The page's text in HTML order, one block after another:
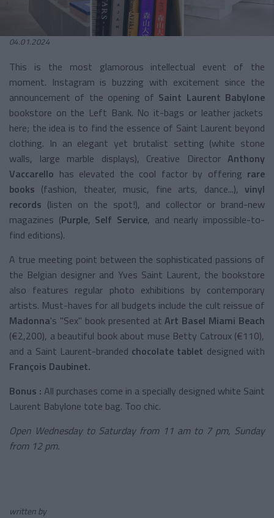
04.01.2024
This is the most glamorous intellectual event of the
moment. Instagram is buzzing with excitement since the
announcement of the opening of Saint Laurent Babylone
bookstore on the Left Bank. No it-bags or leather jackets
here; the idea is to find the essence of Saint Laurent beyond
clothing. In an elegant yet brutalist setting (white stone
walls, large marble displays), Creative Director Anthony
Vaccarello has elevated the cool factor by offering rare
books (fashion, theater, music, fine arts, dance...), vinyl
records (listen on the spot!), and collector or brand-new
magazines (Purple, Self Service, and nearly impossible-to-
find editions).
A true meeting point between the sophisticated passions of
the Belgian designer and Yves Saint Laurent, the bookstore
also features regular photo exhibitions by contemporary
artists. Must-haves for all budgets include the cult reissue of
Madonna's "Sex" book presented atArt Basel Miami Beach
(€2,200), a beautiful book about muse Betty Catroux (€110),
and a Saint Laurent-branded chocolate tablet designed with
François Daubinet.
Bonus : All purchases come in a specially designed white Saint
Laurent Babylone tote bag. Too chic.
Open Wednesday to Saturday from 11 am to 7 pm, Sunday
from 12 pm.
written by